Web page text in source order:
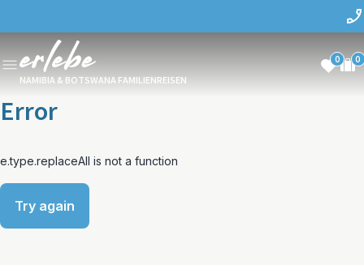
NAMIBIA & BOTSWANA FAMILIENREISEN
0 0
Error
e.type.replaceAll is not a function
Try again